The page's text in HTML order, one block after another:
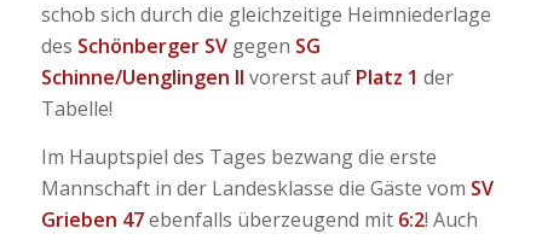
schob sich durch die gleichzeitige Heimniederlage
des Schönberger SVgegen SG
Schinne/Uenglingen II vorerst auf Platz 1 der
Tabelle!
Im Hauptspiel des Tages bezwang die erste
Mannschaft in der Landesklasse die Gäste vom SV
Grieben 47ebenfalls überzeugend mit 6:2! Auch